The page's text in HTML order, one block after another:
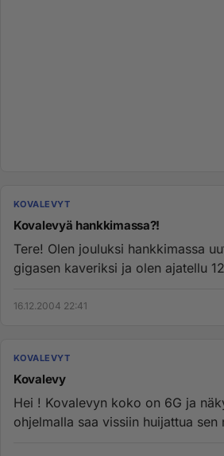
KOVALEVYT
Kovalevyä hankkimassa?!
Tere! Olen jouluksi hankkimassa uutta kovalevyä 80
gigasen kaveriksi ja olen ajatellu 120-
16.12.2004 22:41
KOVALEVYT
Kovalevy
Hei ! Kovalevyn koko on 6G ja näkyy vain 2G . Jollain
ohjelmalla saa vissiin huijattua sen